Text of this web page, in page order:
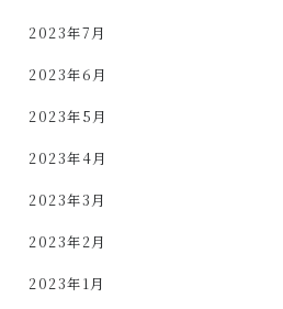
2023年7月
2023年6月
2023年5月
2023年4月
2023年3月
2023年2月
2023年1月